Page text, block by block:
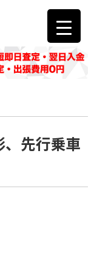
先行乗車